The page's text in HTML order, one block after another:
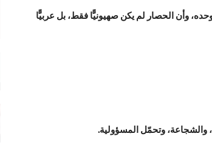
وأن الحصار لم يكن صهيونيًّا فقط، بل عربيًّا
والشجاعة، وتحمّل المسؤولية.